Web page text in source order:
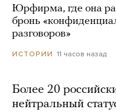
Юрфирма, где она
бронь
разговоров»
ИСТОРИИ 11 часов назад
Более 20
нейтральный